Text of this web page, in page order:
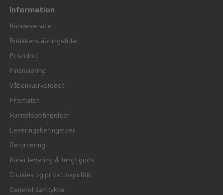
Information
Kundeservice
Butikkens åbningstider
Prisrobot
Finansiering
Våbenværkstedet
Prismatch
Handelsbetingelser
Leveringsbetingelser
Returnering
Kurer levering & tungt gods
Cookies og privatlivspolitik
Generel samtykke